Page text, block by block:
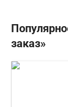
заказ»